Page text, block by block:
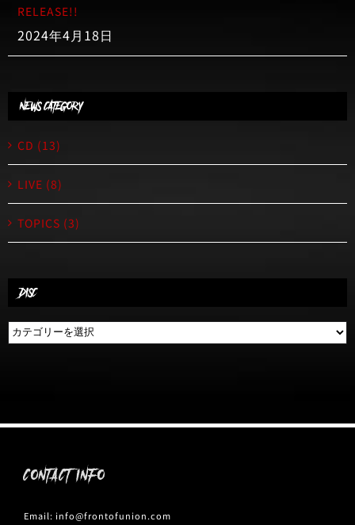
RELEASE!!
2024年4月18日
NEWS CATEGORY
CD (13)
LIVE (8)
TOPICS (3)
DISC
DISC
CONTACT INFO
Email: info@frontofunion.com